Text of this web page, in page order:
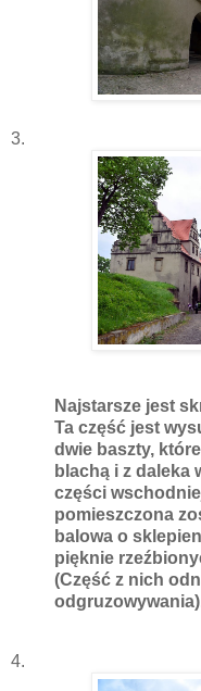
3.
Najstarsze jest
Ta część jest
dwie baszty,
blachą i z daleka
części
pomieszczona
balowa o
pięknie
(Część z nich
4.